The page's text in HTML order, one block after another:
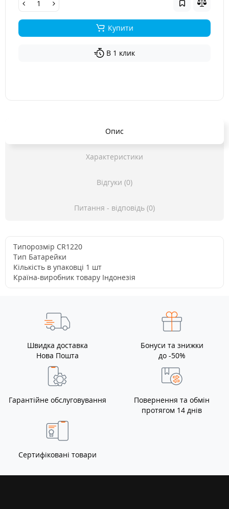
Купити
В 1 клик
Опис
Характеристики
Відгуки (0)
Питання - відповідь (0)
Типорозмір CR1220
Тип Батарейки
Кількість в упаковці 1 шт
Країна-виробник товару Індонезія
Швидка доставка
Нова Пошта
Бонуси та знижки
до -50%
Гарантійне обслуговування
Повернення та обмін
протягом 14 днів
Сертифіковані товари